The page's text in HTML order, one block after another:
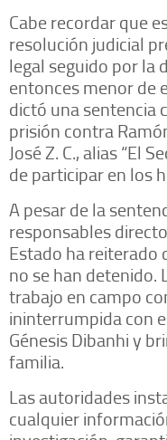
Cabe recordar que
resolución judicial
legal seguido por la
entonces menor de
dictó una sentencia
prisión contra
José Z. C., alias “El
de participar en los
A pesar de la
responsables
Estado ha reiterado
no se han detenido.
trabajo en campo
ininterrumpida con
Génesis Dibanhi y
familia.
Las autoridades
cualquier